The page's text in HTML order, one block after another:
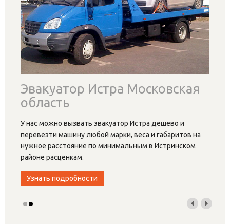
Эвакуатор Истра Московская
область
У нас можно вызвать эвакуатор Истра дешево и
перевезти машину любой марки, веса и габаритов на
нужное расстояние по минимальным в Истринском
районе расценкам.
Узнать подробности